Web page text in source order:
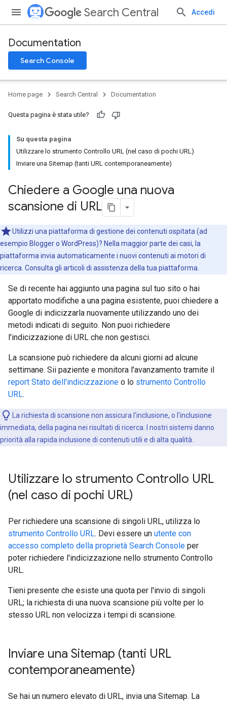
Search Central Accedi
Documentation
Search Console
Home page Search Central Documentation
Questa pagina è stata utile?
Su questa pagina
Utilizzare lo strumento Controllo URL (nel caso di pochi URL)
Inviare una Sitemap (tanti URL contemporaneamente)
Chiedere a Google una nuova
scansione di URL
Utilizzi una piattaforma di gestione dei contenuti ospitata (ad
esempio Blogger o WordPress)? Nella maggior parte dei casi, la
piattaforma invia automaticamente i nuovi contenuti ai motori di
ricerca. Consulta gli articoli di assistenza della tua piattaforma.
Se di recente hai aggiunto una pagina sul tuo sito o hai
apportato modifiche a una pagina esistente, puoi chiedere a
Google di indicizzarla nuovamente utilizzando uno dei
metodi indicati di seguito. Non puoi richiedere
l'indicizzazione di URL che non gestisci.
La scansione può richiedere da alcuni giorni ad alcune
settimane. Sii paziente e monitora l'avanzamento tramite il
report Stato dell'indicizzazione o lo strumento Controllo
URL.
La richiesta di scansione non assicura l'inclusione, o l'inclusione
immediata, della pagina nei risultati di ricerca. I nostri sistemi danno
priorità alla rapida inclusione di contenuti utili e di alta qualità.
Utilizzare lo strumento Controllo URL
(nel caso di pochi URL)
Per richiedere una scansione di singoli URL, utilizza lo
strumento Controllo URL. Devi essere un utente con
accesso completo della proprietà Search Console per
poter richiedere l'indicizzazione nello strumento Controllo
URL.
Tieni presente che esiste una quota per l'invio di singoli
URL; la richiesta di una nuova scansione più volte per lo
stesso URL non velocizza i tempi di scansione.
Inviare una Sitemap (tanti URL
contemporaneamente)
Se hai un numero elevato di URL, invia una Sitemap. La